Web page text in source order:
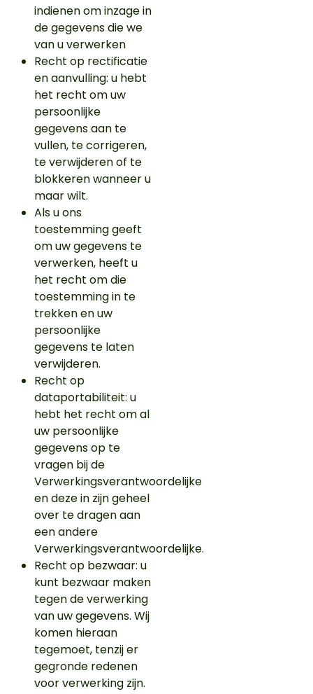
indienen om inzage in
de gegevens die we
van u verwerken
Recht op rectificatie
en aanvulling: u hebt
het recht om uw
persoonlijke
gegevens aan te
vullen, te corrigeren,
te verwijderen of te
blokkeren wanneer u
maar wilt.
Als u ons
toestemming geeft
om uw gegevens te
verwerken, heeft u
het recht om die
toestemming in te
trekken en uw
persoonlijke
gegevens te laten
verwijderen.
Recht op
dataportabiliteit: u
hebt het recht om al
uw persoonlijke
gegevens op te
vragen bij de
Verwerkingsverantwoordelijke
en deze in zijn geheel
over te dragen aan
een andere
Verwerkingsverantwoordelijke.
Recht op bezwaar: u
kunt bezwaar maken
tegen de verwerking
van uw gegevens. Wij
komen hieraan
tegemoet, tenzij er
gegronde redenen
voor verwerking zijn.